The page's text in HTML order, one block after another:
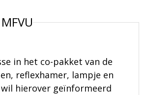
in het co-pakket van de
reflexhamer, lampje en
hierover geïnformeerd